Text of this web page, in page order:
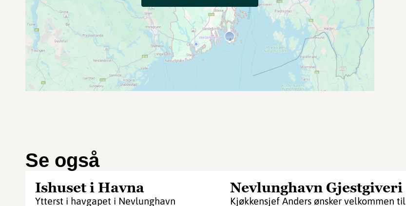
Se også
Ishuset i Havna
Ytterst i havgapet i Nevlunghavn
Nevlunghavn Gjestgiveri
Kjøkkensjef Anders ønsker velkommen til